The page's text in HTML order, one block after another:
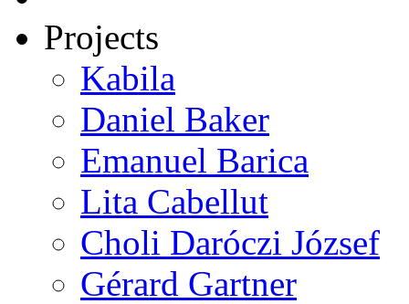
Projects
Kabila
Daniel Baker
Emanuel Barica
Lita Cabellut
Choli Daróczi József
Gérard Gartner